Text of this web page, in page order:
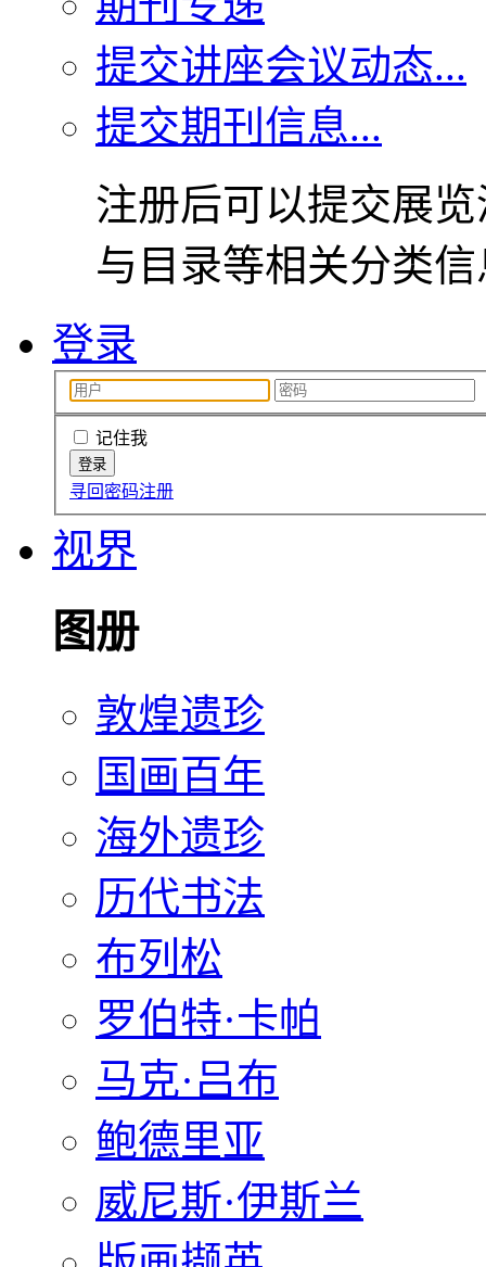
提交讲座会议动态...
提交期刊信息...
注册后可以提交展
与目录等相关分类
登录
记住我
寻回密码注册
视界
图册
敦煌遗珍
国画百年
海外遗珍
历代书法
布列松
罗伯特·卡帕
马克·吕布
鲍德里亚
威尼斯·伊斯兰